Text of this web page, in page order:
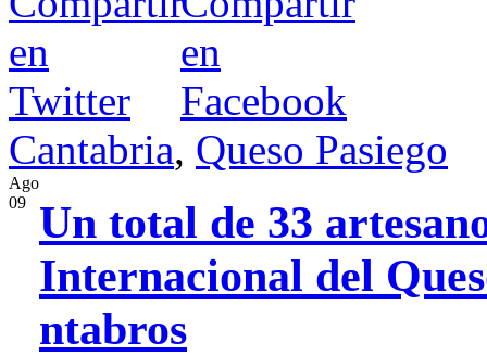
Cantabria, Queso Pasiego
Ago
09
Un total de 33
Internacional del
ntabros